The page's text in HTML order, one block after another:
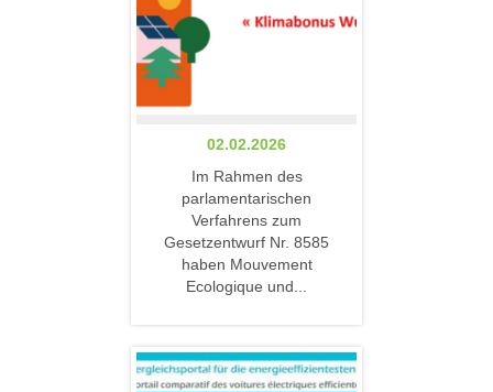
02.02.2026
Im Rahmen des
parlamentarischen
Verfahrens zum
Gesetzentwurf Nr. 8585
haben Mouvement
Ecologique und...